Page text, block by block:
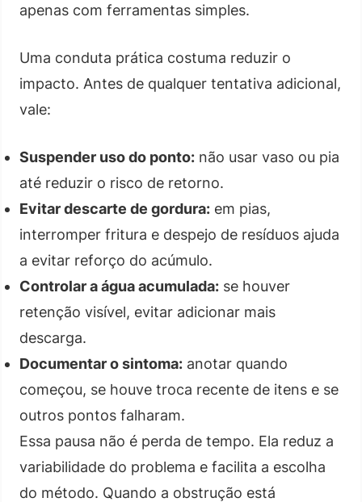
apenas com ferramentas simples.
Uma conduta prática costuma reduzir o
impacto. Antes de qualquer tentativa adicional,
vale:
Suspender uso do ponto: não usar vaso ou pia
até reduzir o risco de retorno.
Evitar descarte de gordura: em pias,
interromper fritura e despejo de resíduos ajuda
a evitar reforço do acúmulo.
Controlar a água acumulada: se houver
retenção visível, evitar adicionar mais
descarga.
Documentar o sintoma: anotar quando
começou, se houve troca recente de itens e se
outros pontos falharam.
Essa pausa não é perda de tempo. Ela reduz a
variabilidade do problema e facilita a escolha
do método. Quando a obstrução está